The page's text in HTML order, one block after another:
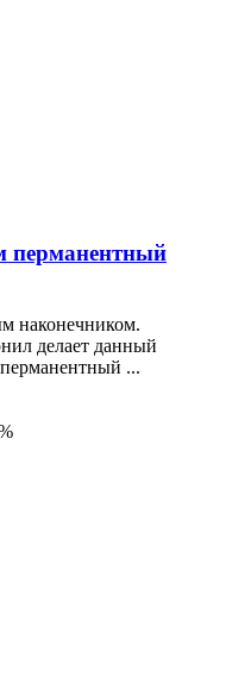
наконечником.
делает данный
...